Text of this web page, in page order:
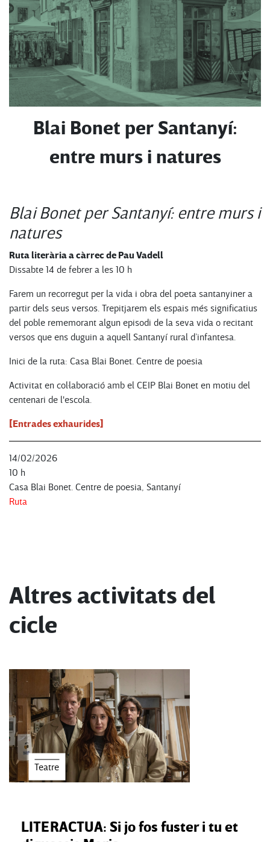
Blai Bonet per Santanyí:
entre murs i natures
Blai Bonet per Santanyí: entre murs i
natures
Ruta literària a càrrec de Pau Vadell
Dissabte 14 de febrer a les 10 h
Farem un recorregut per la vida i obra del poeta santanyiner a
partir dels seus versos. Trepitjarem els espais més significatius
del poble rememorant algun episodi de la seva vida o recitant
versos que ens duguin a aquell Santanyí rural d’infantesa.
Inici de la ruta: Casa Blai Bonet. Centre de poesia
Activitat en col·laboració amb el CEIP Blai Bonet en motiu del
centenari de l'escola.
[Entrades exhaurides]
14/02/2026
10 h
Casa Blai Bonet. Centre de poesia, Santanyí
Ruta
Altres activitats del
cicle
Teatre
LITERACTUA: Si jo fos fuster i tu et